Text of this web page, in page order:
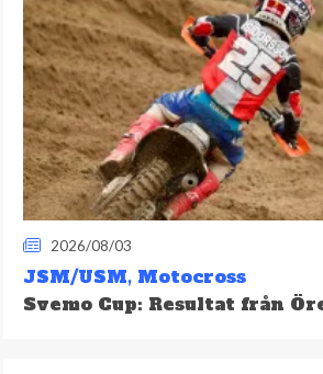
2026/08/03
JSM/USM, Motocross
Svemo Cup: Resultat från